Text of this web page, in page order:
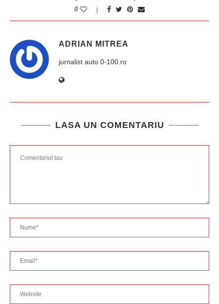
0
ADRIAN MITREA
jurnalist auto 0-100.ro
LASA UN COMENTARIU